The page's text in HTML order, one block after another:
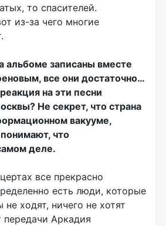
то спасителей.
из-за чего многие
альбоме записаны вместе
все они достаточно…
на эти песни
Не секрет, что страна
вакууме,
что
деле.
все прекрасно
есть люди, которые
ходят, ничего не хотят
передачи Аркадия